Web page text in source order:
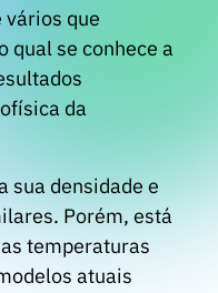
que
qual se conhece a
da
sua densidade e
Porém, está
temperaturas
atuais